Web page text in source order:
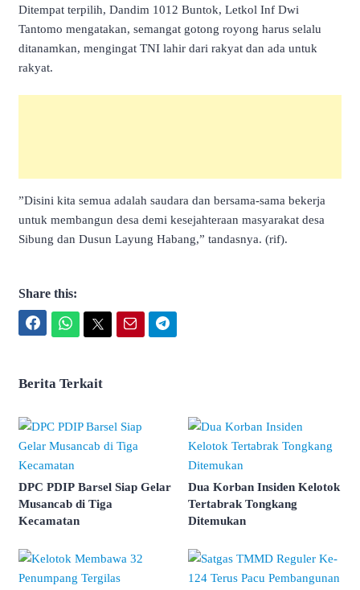
Ditempat terpilih, Dandim 1012 Buntok, Letkol Inf Dwi
Tantomo mengatakan, semangat gotong royong harus selalu
ditanamkan, mengingat TNI lahir dari rakyat dan ada untuk
rakyat.
”Disini kita semua adalah saudara dan bersama-sama bekerja
untuk membangun desa demi kesejahteraan masyarakat desa
Sibung dan Dusun Layung Habang,” tandasnya. (rif).
Share this:
Berita Terkait
DPC PDIP Barsel Siap Gelar
Musancab di Tiga
Kecamatan
Dua Korban Insiden Kelotok
Tertabrak Tongkang
Ditemukan